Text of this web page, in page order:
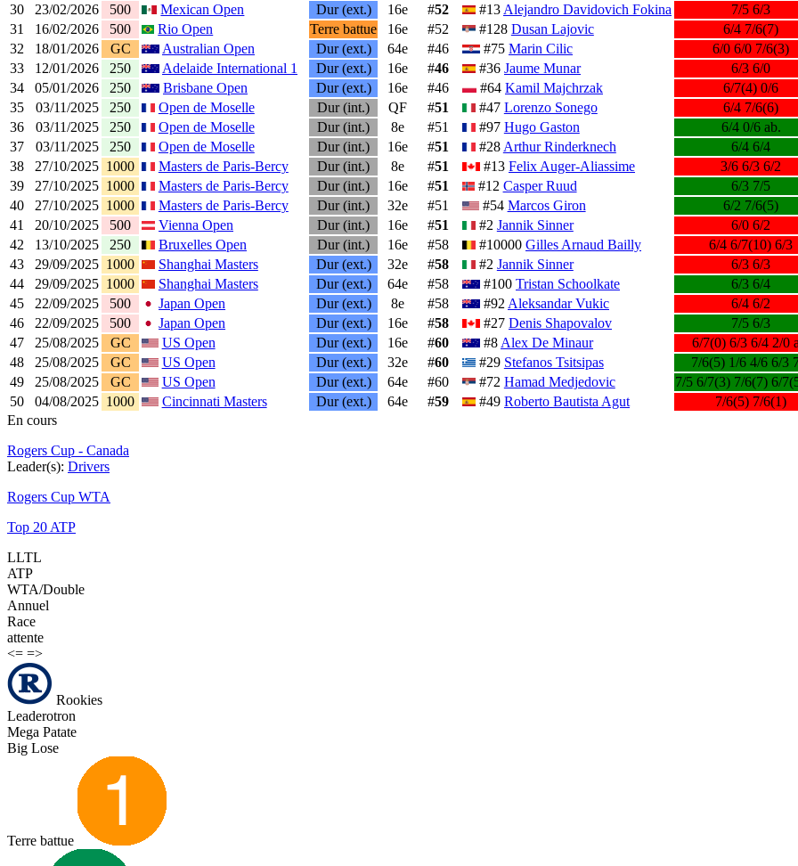
30
23/02/2026 500 Mexican Open Dur (ext.) 16e #52 #13 Alejandro Davidovich Fokina
7/5 6/3
31
16/02/2026 500 Rio Open Terre battue 16e #52 #128 Dusan Lajovic
6/4 7/6(7)
32
18/01/2026 GC Australian Open Dur (ext.) 64e #46 #75 Marin Cilic
6/0 6/0 7/6(3)
33
12/01/2026 250 Adelaide International 1 Dur (ext.) 16e #46 #36 Jaume Munar
6/3 6/0
34
05/01/2026 250 Brisbane Open Dur (ext.) 16e #46 #64 Kamil Majchrzak
6/7(4) 0/6
35
03/11/2025 250 Open de Moselle Dur (int.) QF #51 #47 Lorenzo Sonego
6/4 7/6(6)
36
03/11/2025 250 Open de Moselle Dur (int.) 8e #51 #97 Hugo Gaston
6/4 0/6 ab.
37
03/11/2025 250 Open de Moselle Dur (int.) 16e #51 #28 Arthur Rinderknech
6/4 6/4
38
27/10/2025 1000 Masters de Paris-Bercy Dur (int.) 8e #51 #13 Felix Auger-Aliassime
3/6 6/3 6/2
39
27/10/2025 1000 Masters de Paris-Bercy Dur (int.) 16e #51 #12 Casper Ruud
6/3 7/5
40
27/10/2025 1000 Masters de Paris-Bercy Dur (int.) 32e #51 #54 Marcos Giron
6/2 7/6(5)
41
20/10/2025 500 Vienna Open Dur (int.) 16e #51 #2 Jannik Sinner
6/0 6/2
42
13/10/2025 250 Bruxelles Open Dur (int.) 16e #58 #10000 Gilles Arnaud Bailly
6/4 6/7(10) 6/3
43
29/09/2025 1000 Shanghai Masters Dur (ext.) 32e #58 #2 Jannik Sinner
6/3 6/3
44
29/09/2025 1000 Shanghai Masters Dur (ext.) 64e #58 #100 Tristan Schoolkate
6/3 6/4
45
22/09/2025 500 Japan Open Dur (ext.) 8e #58 #92 Aleksandar Vukic
6/4 6/2
46
22/09/2025 500 Japan Open Dur (ext.) 16e #58 #27 Denis Shapovalov
7/5 6/3
47
25/08/2025 GC US Open Dur (ext.) 16e #60 #8 Alex De Minaur
6/7(0) 6/3 6/4 2/0
48
25/08/2025 GC US Open Dur (ext.) 32e #60 #29 Stefanos Tsitsipas
7/6(5) 1/6 4/6 6/3
49
25/08/2025 GC US Open Dur (ext.) 64e #60 #72 Hamad Medjedovic
7/5 6/7(3) 7/6(7) 6/
50
04/08/2025 1000 Cincinnati Masters Dur (ext.) 64e #59 #49 Roberto Bautista Agut
7/6(5) 7/6(1)
En cours
Rogers Cup - Canada
Leader(s): Drivers
Rogers Cup WTA
Top 20 ATP
LLTL
ATP
WTA/Double
Annuel
Race
attente
<= =>
Rookies
Leaderotron
Mega Patate
Big Lose
Terre battue